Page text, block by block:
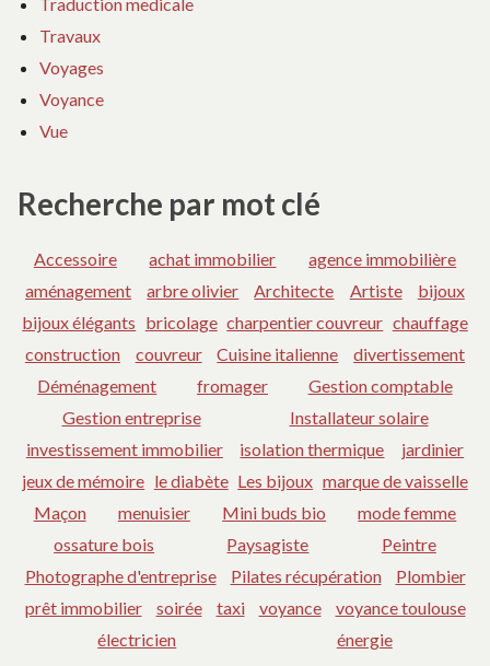
Traduction medicale
Travaux
Voyages
Voyance
Vue
Recherche par mot clé
Accessoire achat immobilier
agence immobilière
aménagement
arbre olivier Architecte Artiste
bijoux
bijoux élégants bricolage charpentier couvreur chauffage
construction
couvreur Cuisine italienne
divertissement
Déménagement
fromager
Gestion comptable
Gestion entreprise
Installateur solaire
investissement immobilier
isolation thermique
jardinier
jeux de mémoire le diabète Les bijoux marque de vaisselle
Maçon
menuisier Mini buds bio
mode femme
ossature bois
Paysagiste
Peintre
Photographe d'entreprise
Pilates récupération
Plombier
prêt immobilier
soirée taxi voyance
voyance toulouse
électricien
énergie